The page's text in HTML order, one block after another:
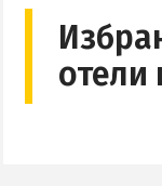
Все базы
Цены 2026
отели